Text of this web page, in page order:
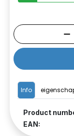
Info
Product
EAN: